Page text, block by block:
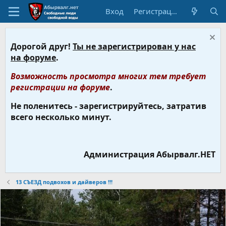
Вход Регистрация
Дорогой друг! Ты не зарегистрирован у нас
на форуме.
Возможность просмотра многих тем требует
регистрации на форуме.
Не поленитесь - зарегистрируйтесь, затратив
всего несколько минут.
Администрация Абырвалг.НЕТ
13 СЪЕЗД подвохов и дайверов !!!